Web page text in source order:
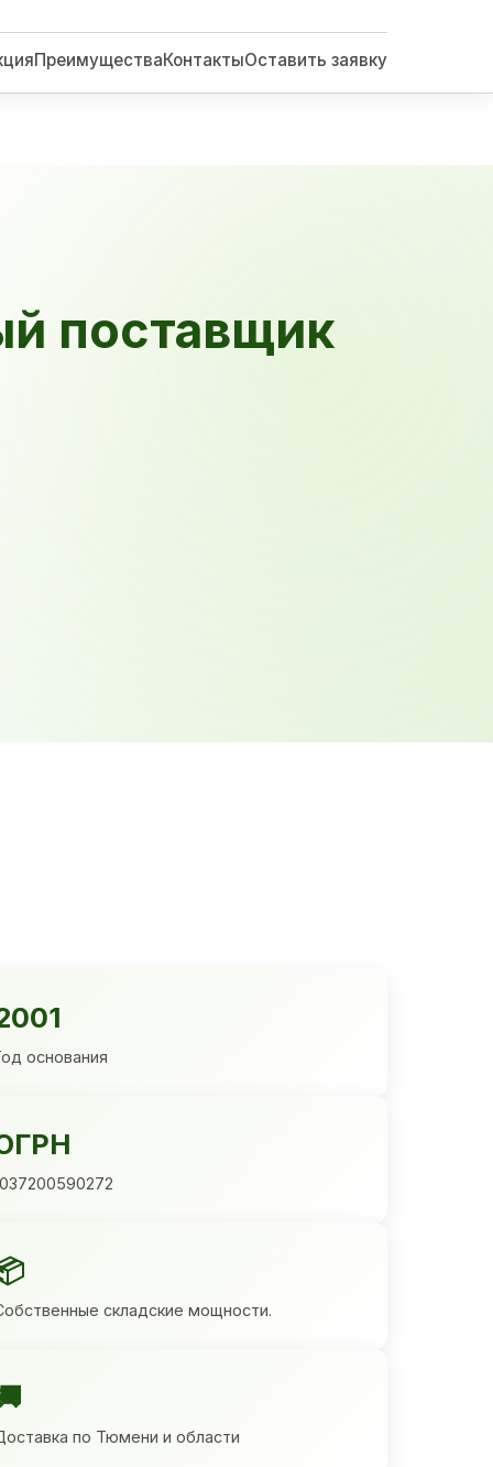
ПреимуществаКонтактыОставить заявку
поставщик
основания
складские мощности.
по Тюмени и области